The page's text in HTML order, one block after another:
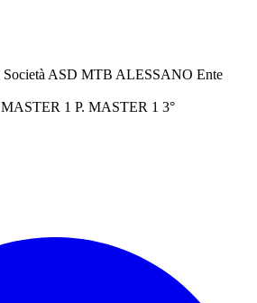
Società ASD MTB ALESSANO Ente
MASTER 1 P. MASTER 1 3°